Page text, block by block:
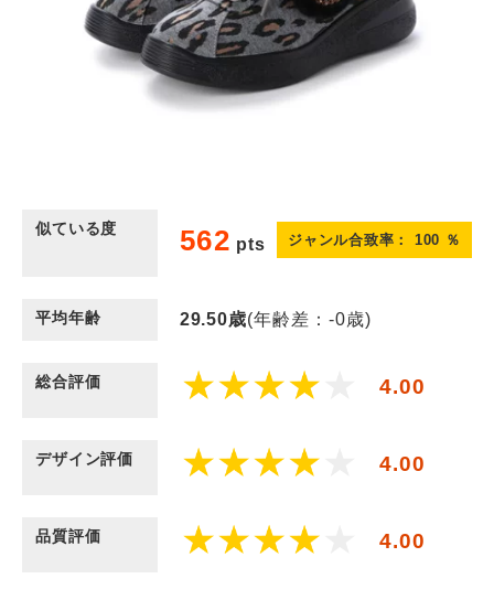
似ている度 562 pts ジャンル合致率： 100 ％
平均年齢 29.50歳(年齢差：-0歳)
総合評価 4.00
デザイン評価 4.00
品質評価 4.00